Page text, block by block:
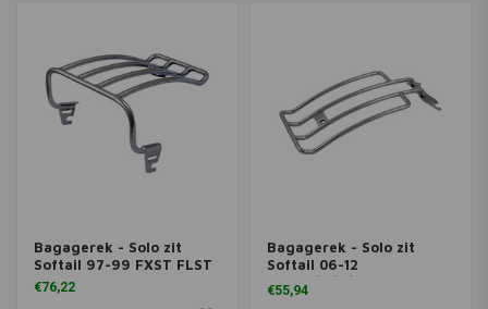
Bagagerek - Solo zit
Softail 97-99 FXST FLST
€76,22
Bagagerek - Solo zit
Softail 06-12
FLSTC/N/S/SC
€55,94